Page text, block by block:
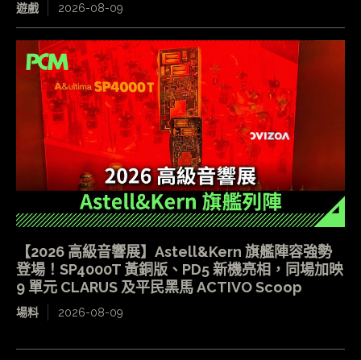
遊戲 2026-08-09
【2026 高級音響展】Astell&Kern 旗艦陣容強勢
登場！SP4000T 黃銅版、PD5 新機亮相，同場加映
9 單元 CLARUS 及平民黑馬 ACTIVO Scoop
場料 2026-08-09